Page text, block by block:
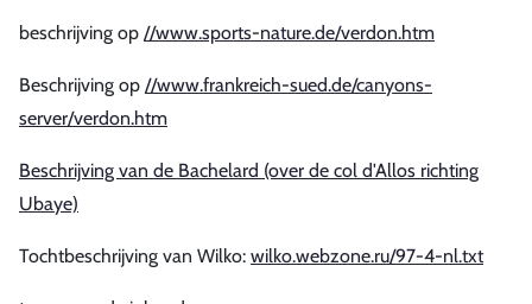
beschrijving op //www.sports-nature.de/verdon.htm
Beschrijving op //www.frankreich-sued.de/canyons-
server/verdon.htm
Beschrijving van de Bachelard (over de col d'Allos richting
Ubaye)
Tochtbeschrijving van Wilko: wilko.webzone.ru/97-4-nl.txt